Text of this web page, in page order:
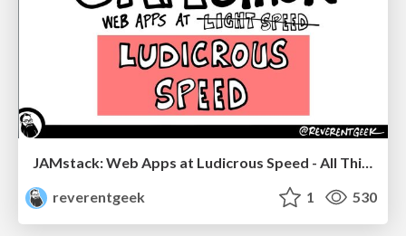
JAMstack: Web Apps at Ludicrous Speed - All Things Open 2022
reverentgeek
1 530